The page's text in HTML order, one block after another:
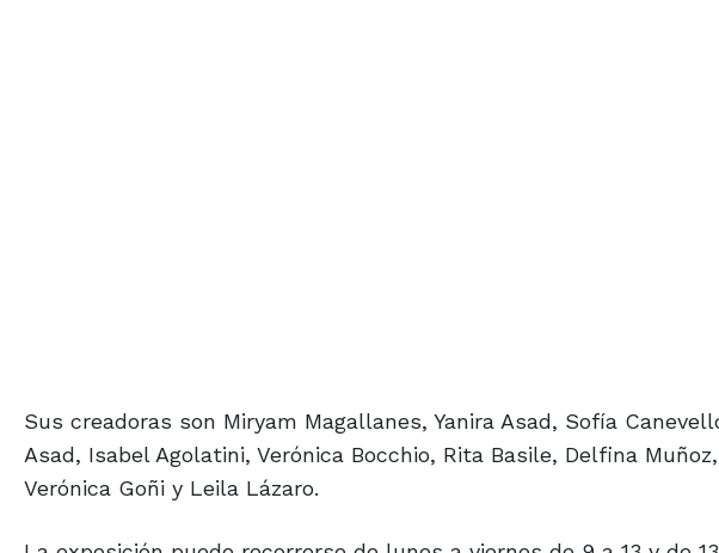
Sus creadoras son Miryam Magallanes, Yanira Asad, Sofía
Asad, Isabel Agolatini, Verónica Bocchio, Rita Basile, Delfina
Verónica Goñi y Leila Lázaro.